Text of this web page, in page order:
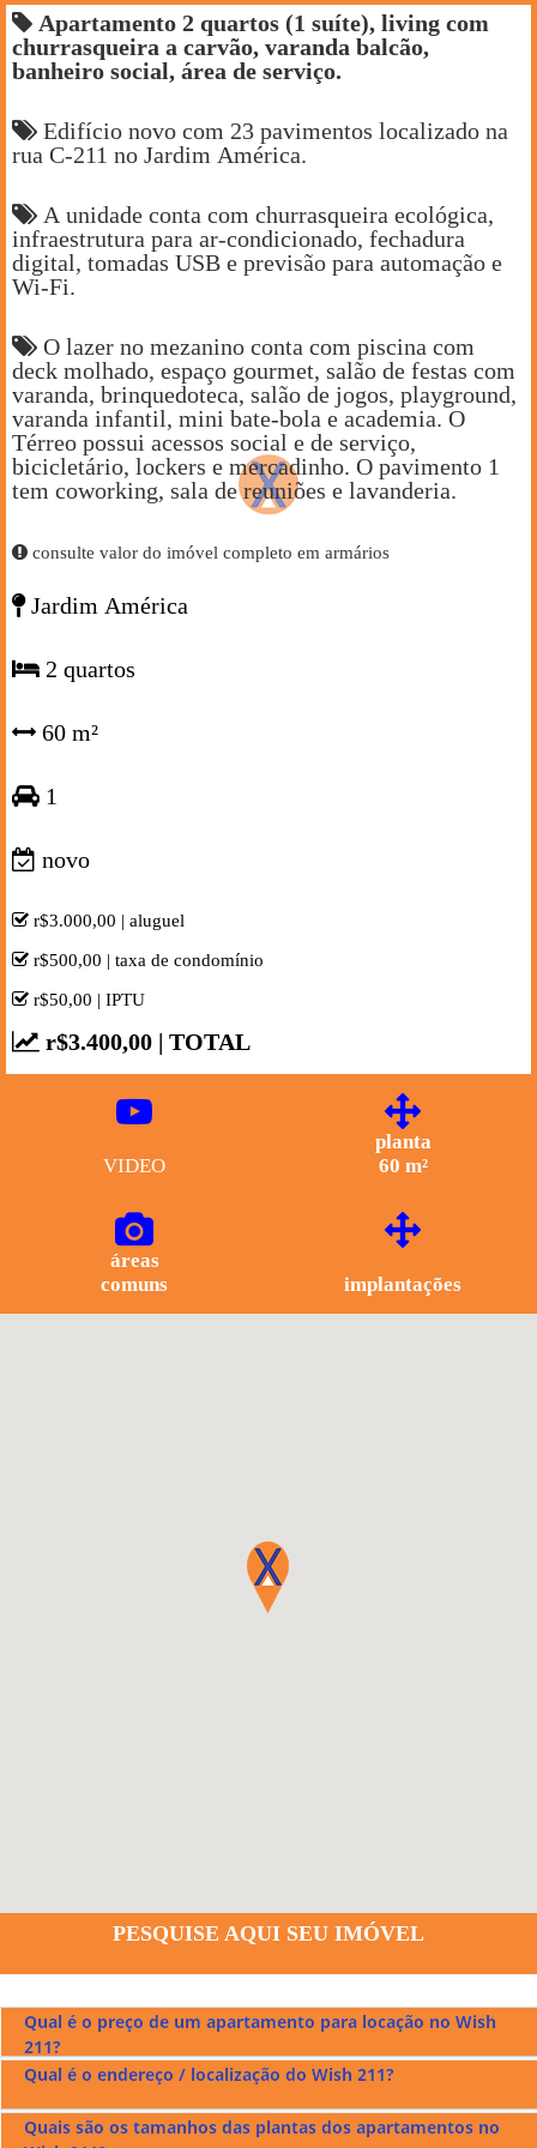
Apartamento 2 quartos (1 suíte), living com
churrasqueira a carvão, varanda balcão,
banheiro social, área de serviço.
Edifício novo com 23 pavimentos localizado na
rua C-211 no Jardim América.
A unidade conta com churrasqueira ecológica,
infraestrutura para ar-condicionado, fechadura
digital, tomadas USB e previsão para automação e
Wi-Fi.
O lazer no mezanino conta com piscina com
deck molhado, espaço gourmet, salão de festas com
varanda, brinquedoteca, salão de jogos, playground,
varanda infantil, mini bate-bola e academia. O
Térreo possui acessos social e de serviço,
bicicletário, lockers e mercadinho. O pavimento 1
tem coworking, sala de reuniões e lavanderia.
consulte valor do imóvel completo em armários
Jardim América
2 quartos
60 m²
1
novo
r$3.000,00 | aluguel
r$500,00 | taxa de condomínio
r$50,00 | IPTU
r$3.400,00 | TOTAL
VIDEO
planta
60 m²
áreas
comuns
implantações
PESQUISE AQUI SEU IMÓVEL
Qual é o preço de um apartamento para locação no Wish
211?
em r$3.000,00.
Qual é o endereço / localização do Wish 211?
Quais são os tamanhos das plantas dos apartamentos no